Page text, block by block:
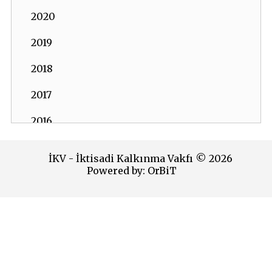
2020
2019
2018
2017
2016
İKV - İktisadi Kalkınma Vakfı © 2026
Powered by: OrBiT